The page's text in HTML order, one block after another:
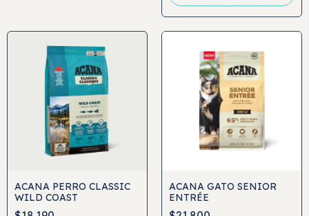
ACANA PERRO CLASSIC
WILD COAST
ACANA GATO SENIOR
ENTRÉE